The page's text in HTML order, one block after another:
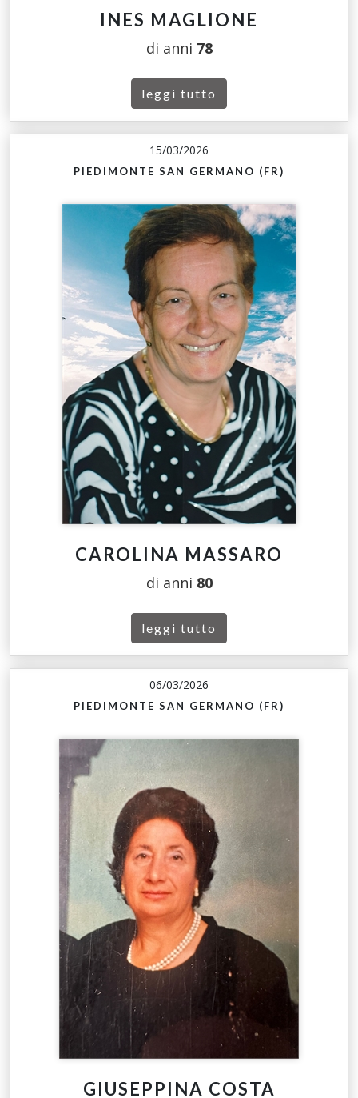
INES MAGLIONE
di anni 78
leggi tutto
15/03/2026
PIEDIMONTE SAN GERMANO (FR)
CAROLINA MASSARO
di anni 80
leggi tutto
06/03/2026
PIEDIMONTE SAN GERMANO (FR)
GIUSEPPINA COSTA